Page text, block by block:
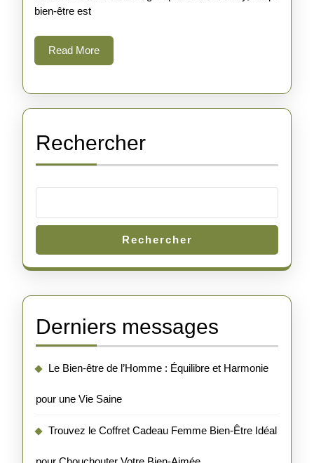
bien-être est
Read MoreRead
More
Rechercher
Rechercher
Derniers messages
Le Bien-être de l’Homme : Équilibre et Harmonie
pour une Vie Saine
Trouvez le Coffret Cadeau Femme Bien-Être Idéal